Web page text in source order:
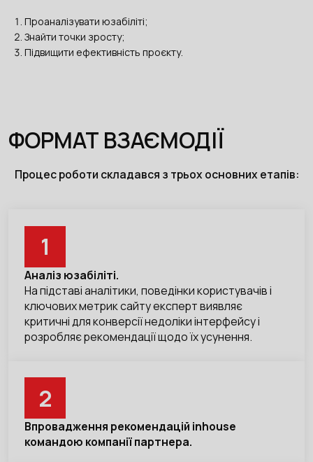
Проаналізувати юзабіліті;
Знайти точки зросту;
Підвищити ефективність проєкту.
ФОРМАТ ВЗАЄМОДІЇ
Процес роботи складався з трьох основних етапів:
1
Аналіз юзабіліті.
На підставі аналітики, поведінки користувачів і
ключових метрик сайту експерт виявляє
критичні для конверсії недоліки інтерфейсу і
розробляє рекомендації щодо їх усунення.
2
Впровадження рекомендацій inhouse
командою компанії партнера.